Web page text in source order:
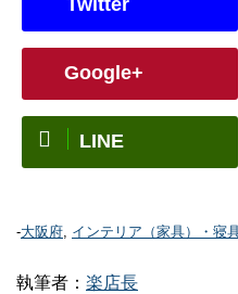
Google+
LINE
-大阪府, インテリア（家具）・寝
執筆者： 楽店長